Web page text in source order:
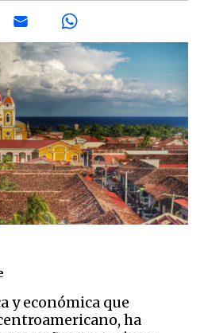
y económica que
ha